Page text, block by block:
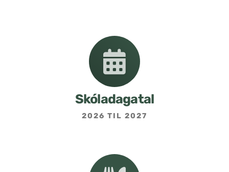
Skóladagatal
2026 TIL 2027
Samstarf heimilis og skóla
Áætlanir og stefnur